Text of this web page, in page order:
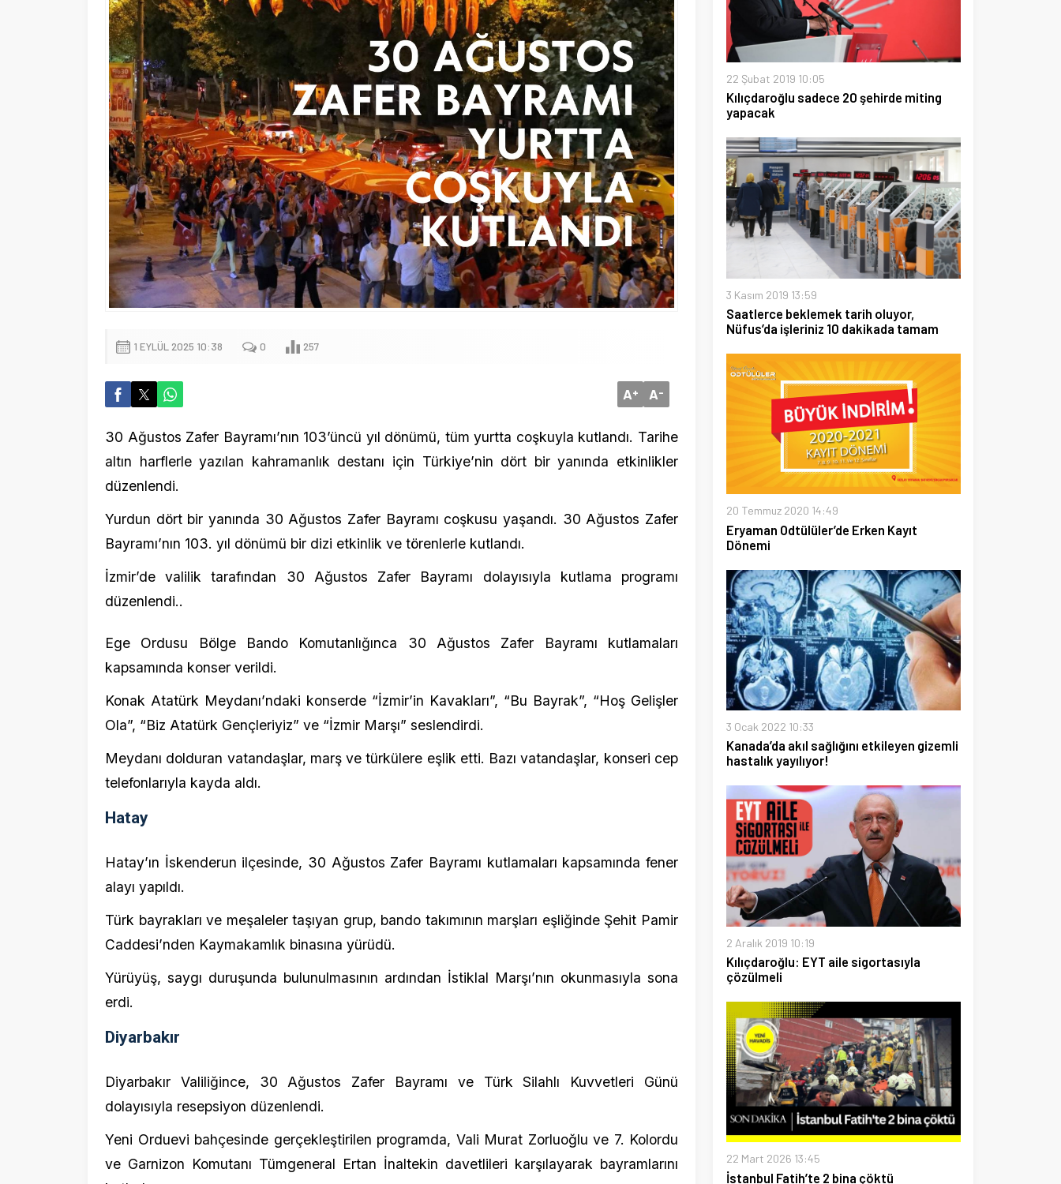
1 EYLÜL 2025 10:38 0 257
altın harflerle yazılan kahramanlık destanı için Türkiye’nin dört bir yanında etkinlikler
düzenlendi.
Yurdun dört bir yanında 30 Ağustos Zafer Bayramı coşkusu yaşandı. 30 Ağustos Zafer
Bayramı’nın 103. yıl dönümü bir dizi etkinlik ve törenlerle kutlandı.
İzmir’de valilik tarafından 30 Ağustos Zafer Bayramı dolayısıyla kutlama programı
düzenlendi..
Ege Ordusu Bölge Bando Komutanlığınca 30 Ağustos Zafer Bayramı kutlamaları
kapsamında konser verildi.
Konak Atatürk Meydanı’ndaki konserde “İzmir’in Kavakları”, “Bu Bayrak”, “Hoş Gelişler
telefonlarıyla kayda aldı.
Hatay
Hatay’ın İskenderun ilçesinde, 30 Ağustos Zafer Bayramı kutlamaları kapsamında fener
alayı yapıldı.
Caddesi’nden Kaymakamlık binasına yürüdü.
Yürüyüş, saygı duruşunda bulunulmasının ardından İstiklal Marşı’nın okunmasıyla sona
erdi.
Diyarbakır
Diyarbakır Valiliğince, 30 Ağustos Zafer Bayramı ve Türk Silahlı Kuvvetleri Günü
dolayısıyla resepsiyon düzenlendi.
Yeni Orduevi bahçesinde gerçekleştirilen programda, Vali Murat Zorluoğlu ve 7. Kolordu
kutladı.
Trabzon
Türk bayrakları ve meşaleler taşıyan grup, Büyükşehir Belediyesi Bando Takımı’nın
marşları eşliğinde Kahramanmaraş Caddesi’nden Atatürk Alanı’na yürüdü.
22 Şubat 2019 10:05
Kılıçdaroğlu sadece 20 şehirde miting
yapacak
3 Kasım 2019 13:59
Saatlerce beklemek tarih oluyor,
Nüfus’da işleriniz 10 dakikada tamam
20 Temmuz 2020 14:49
Eryaman Odtülüler’de Erken Kayıt
Dönemi
3 Ocak 2022 10:33
Kanada’da akıl sağlığını etkileyen gizemli
hastalık yayılıyor!
2 Aralık 2019 10:19
Kılıçdaroğlu: EYT aile sigortasıyla
22 Mart 2026 13:45
İstanbul Fatih’te 2 bina çöktü